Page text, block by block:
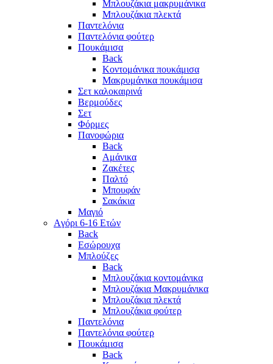
Μπλουζάκια μακρυμάνικα
Μπλουζάκια πλεκτά
Παντελόνια
Παντελόνια φούτερ
Πουκάμισα
Back
Κοντομάνικα πουκάμισα
Μακρυμάνικα πουκάμισα
Σετ καλοκαιρινά
Βερμούδες
Σετ
Φόρμες
Πανοφώρια
Back
Αμάνικα
Ζακέτες
Παλτό
Μπουφάν
Σακάκια
Μαγιό
Aγόρι 6-16 Ετών
Back
Eσώρουχα
Μπλούζες
Back
Μπλουζάκια κοντομάνικα
Μπλουζάκια Μακρυμάνικα
Μπλουζάκια πλεκτά
Μπλουζάκια φούτερ
Παντελόνια
Παντελόνια φούτερ
Πουκάμισα
Back